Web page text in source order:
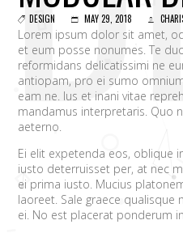
DESIGN MAY 29, 2018
Lorem ipsum dolor sit amet,
et eum posse nonumes. Te
reformidans delicatissimi ne
antiopam, pro ei sumo
eam ne. Ius et inani vitae
mandamus interpretaris. Quo
aeterno.
Ei elit expetenda eos, oblique
iusto deterruisset per, at nec
ei prima iusto. Mucius
laoreet. Sale graece
ei. No est placerat ponderum